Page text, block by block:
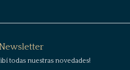
todas nuestras novedades!